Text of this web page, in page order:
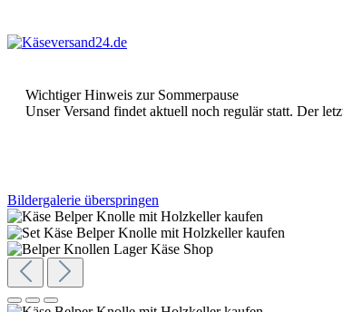
Wichtiger Hinweis zur Sommerpause
Unser Versand findet aktuell noch regulär statt. Der
Bildergalerie überspringen